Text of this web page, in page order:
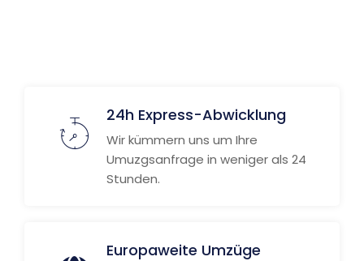
24h Express-Abwicklung
Wir kümmern uns um Ihre
Umuzgsanfrage in weniger als 24
Stunden.
Europaweite Umzüge